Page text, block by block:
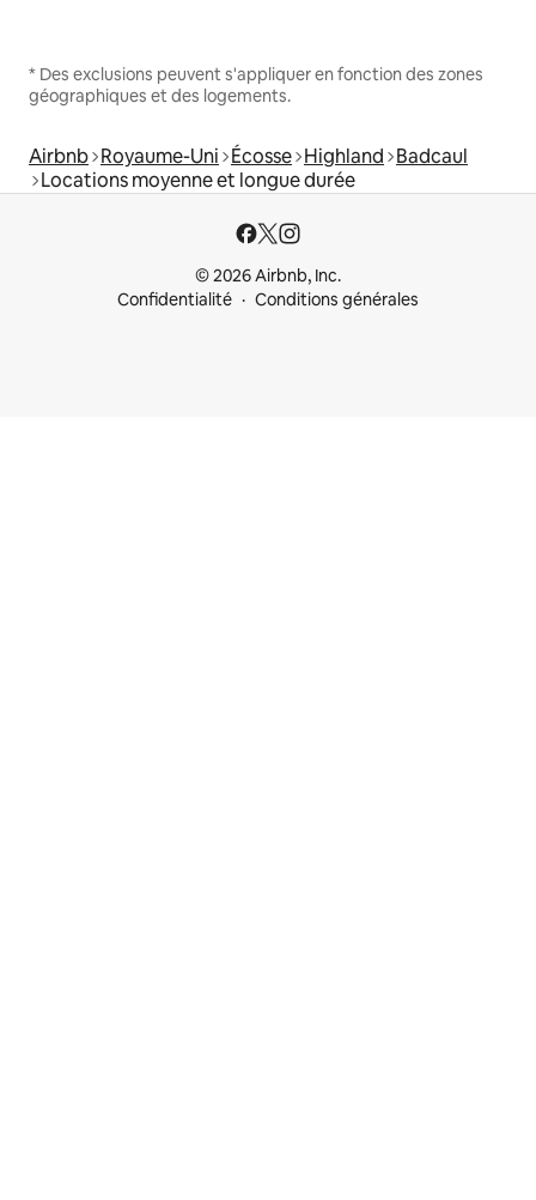
* Des exclusions peuvent s'appliquer en fonction des zones
géographiques et des logements.
Airbnb Royaume-Uni Écosse Highland Badcaul
Locations moyenne et longue durée
© 2026 Airbnb, Inc.
Confidentialité
Conditions générales